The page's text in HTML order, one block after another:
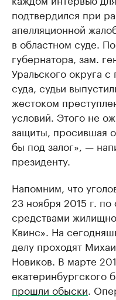
подтвердился при
апелляционной
в областном суде.
губернатора, зам.
Уральского округа
суда, судьи
жестоком
условий. Этого не
защиты, просившая
бы под залог», —
президенту.
Напомним, что
23 ноября 2015 г.
средствами
Квинс». На
делу проходят
Новиков. В марте
екатеринбургского
прошли обыски .